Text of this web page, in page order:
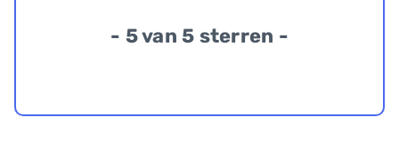
- 5 van 5 sterren -